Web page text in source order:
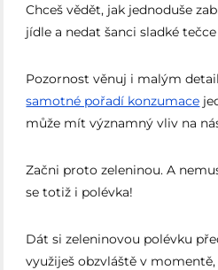
Chceš vědět, jak jednoduše
jídle a nedat šanci sladké
Pozornost věnuj i malým
samotné pořadí konzumace
může mít významný vliv na
Začni proto zeleninou. A
se totiž i polévka!
Dát si zeleninovou polévku
využiješ obzvláště v